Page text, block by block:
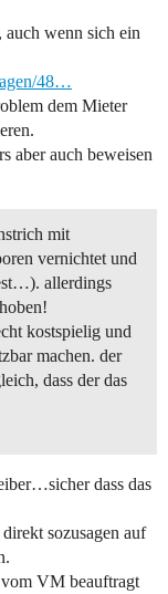
wenn sich ein
48…
dem Mieter
aber auch beweisen
mit
vernichtet und
allerdings
kostspielig und
machen. der
dass der das
dass das
sozusagen auf
vom VM beauftragt